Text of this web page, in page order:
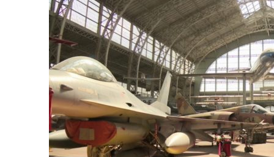
06 août 2026Consulter l'article "À Bruxelles, le blocus
Saint-Géry : un ancien bras de la
Senne et une ancienne brasserie
classés au patrimoine bruxellois